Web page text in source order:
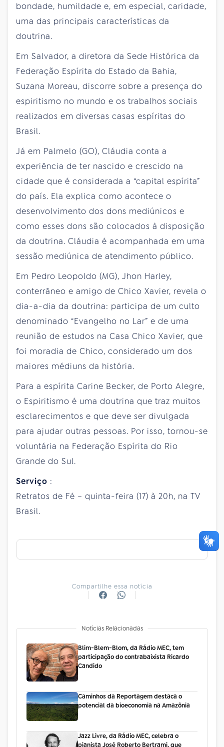
bondade, humildade e, em especial, caridade,
uma das principais características da
doutrina.
Em Salvador, a diretora da Sede Histórica da
Federação Espírita do Estado da Bahia,
Suzana Moreau, discorre sobre a presença do
espiritismo no mundo e os trabalhos sociais
realizados em diversas casas espíritas do
Brasil.
Já em Palmelo (GO), Cláudia conta a
experiência de ter nascido e crescido na
cidade que é considerada a “capital espírita”
do país. Ela explica como acontece o
desenvolvimento dos dons mediúnicos e
como esses dons são colocados à disposição
da doutrina. Cláudia é acompanhada em uma
sessão mediúnica de atendimento público.
Em Pedro Leopoldo (MG), Jhon Harley,
conterrâneo e amigo de Chico Xavier, revela o
dia-a-dia da doutrina: participa de um culto
denominado “Evangelho no Lar” e de uma
reunião de estudos na Casa Chico Xavier, que
foi moradia de Chico, considerado um dos
maiores médiuns da história.
Para a espírita Carine Becker, de Porto Alegre,
o Espiritismo é uma doutrina que traz muitos
esclarecimentos e que deve ser divulgada
para ajudar outras pessoas. Por isso, tornou-se
voluntária na Federação Espírita do Rio
Grande do Sul.
Serviço :
Retratos de Fé – quinta-feira (17) à 20h, na TV
Brasil.
Compartilhe essa notícia
Notícias Relacionadas
Blim-Blem-Blom, da Rádio MEC, tem
participação do contrabaixista Ricardo
Candido
Caminhos da Reportagem destaca o
potencial da bioeconomia na Amazônia
Jazz Livre, da Rádio MEC, celebra o
pianista José Roberto Bertrami, que